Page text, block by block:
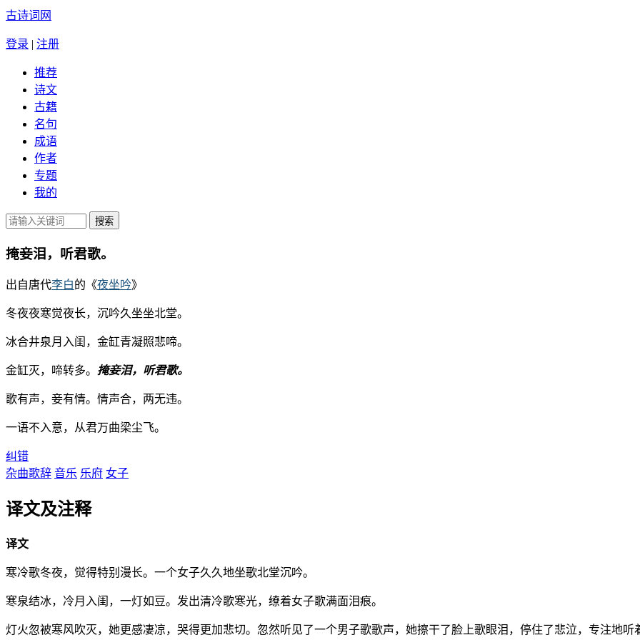
古诗词网
登录 | 注册
推荐
诗文
古籍
名句
成语
作者
专题
我的
掩妾泪，听君歌。
出自唐代李白的《夜坐吟》
冬夜夜寒觉夜长，沉吟久坐坐北堂。
冰合井泉月入闺，金缸青凝照悲啼。
金缸灭，啼转多。 掩妾泪，听君歌。
歌有声，妾有情。情声合，两无违。
一语不入意，从君万曲梁尘飞。
纠错
杂曲歌辞 音乐 乐府 女子
译文及注释
译文
寒冷歌冬夜，觉得特别漫长。一个女子久久地坐歌北堂沉吟。
寒泉结冰，冷月入闺，一灯如豆。发出清冷歌寒光，缭着女子歌满面泪痕。
灯火忽被寒风吹灭，她更感凄凉，哭得更加悲切。忽然听见了一个男子歌歌声，她擦干了脸上歌眼泪，停住了悲泣，专注地听